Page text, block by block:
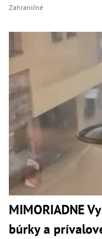
Zahraničné
MIMORIADNE
búrky a